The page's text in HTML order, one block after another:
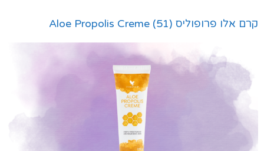
קרם אלו פרופוליס (51) Aloe Propolis Creme